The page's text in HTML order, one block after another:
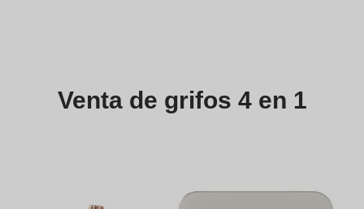
Venta de grifos 4 en 1